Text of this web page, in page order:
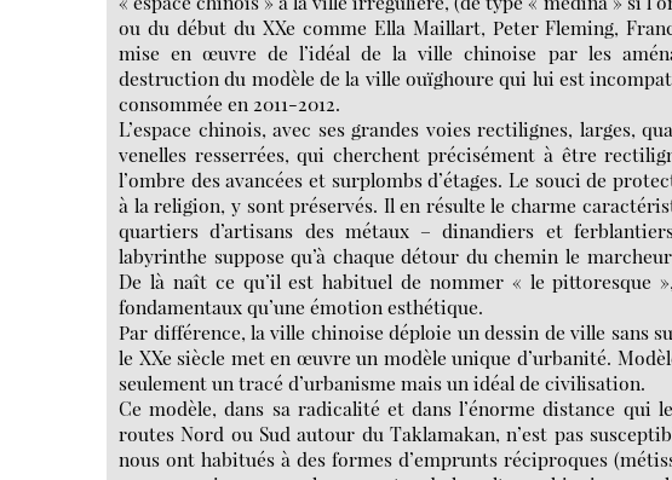
ou du début du XXe comme Ella Maillart, Peter Fleming,
mise en œuvre de l’idéal de la ville chinoise par les
destruction du modèle de la ville ouïghoure qui lui est
consommée en 2011-2012.
L’espace chinois, avec ses grandes voies rectilignes, larges,
venelles resserrées, qui cherchent précisément à être
l’ombre des avancées et surplombs d’étages. Le souci de
à la religion, y sont préservés. Il en résulte le charme
quartiers d’artisans des métaux – dinandiers et
labyrinthe suppose qu’à chaque détour du chemin le
De là naît ce qu’il est habituel de nommer « le pittoresque
fondamentaux qu’une émotion esthétique.
Par différence, la ville chinoise déploie un dessin de ville sans
le XXe siècle met en œuvre un modèle unique d’urbanité.
seulement un tracé d’urbanisme mais un idéal de civilisation.
Ce modèle, dans sa radicalité et dans l’énorme distance qui
routes Nord ou Sud autour du Taklamakan, n’est pas
nous ont habitués à des formes d’emprunts réciproques